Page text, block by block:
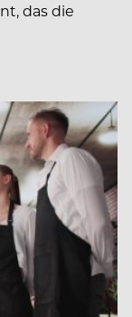
das die